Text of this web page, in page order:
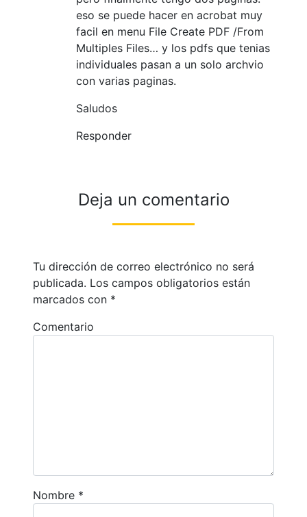
eso se puede hacer en acrobat muy
facil en menu File Create PDF /From
Multiples Files… y los pdfs que tenias
individuales pasan a un solo archvio
con varias paginas.
Saludos
Responder
Deja un comentario
Tu dirección de correo electrónico no será
publicada. Los campos obligatorios están
marcados con *
Comentario
Nombre *